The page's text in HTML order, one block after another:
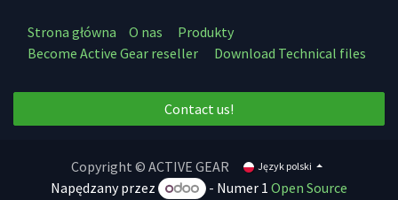
Strona główna O nas
Produkty
Become Active Gear reseller
Download Technical files
Contact us!
Copyright © ACTIVE GEAR Język polski
Napędzany przez - Numer 1Open Source